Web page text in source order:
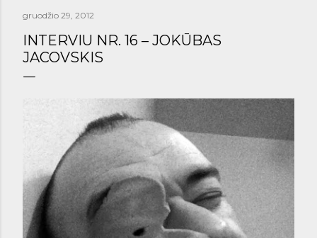
gruodžio 29, 2012
INTERVIU NR. 16 – JOKŪBAS
JACOVSKIS